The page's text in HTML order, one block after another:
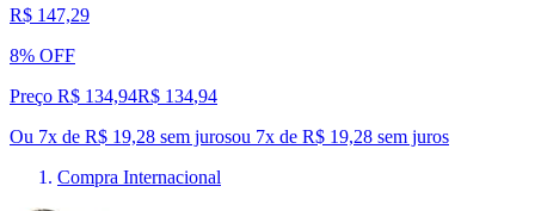
R$ 147,29
8% OFF
Preço R$ 134,94R$ 134,94
Ou 7x de R$ 19,28 sem jurosou 7x de R$ 19,28 sem juros
Compra Internacional